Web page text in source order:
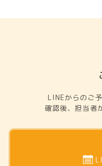
LINEからのご
確認後、担当者